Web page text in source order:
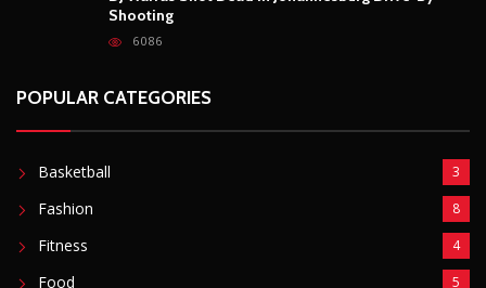
Shooting
6086
POPULAR CATEGORIES
Basketball 3
Fashion 8
Fitness 4
Food 5